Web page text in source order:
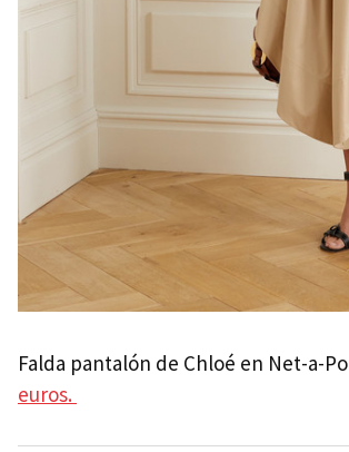
Falda pantalón de Chloé en Net-a-
euros.